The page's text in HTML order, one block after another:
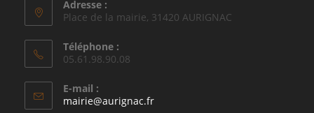
Adresse :
Place de la mairie, 31420 AURIGNAC
Téléphone :
05.61.98.90.08
E-mail :
mairie@aurignac.frS’ouvre